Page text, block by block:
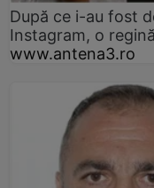
După ce i-au fost
Instagram, o
www.antena3.ro